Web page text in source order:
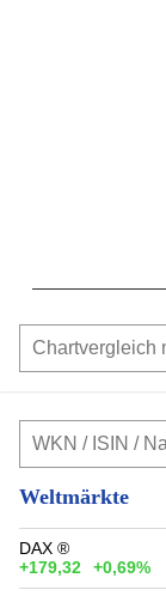
Weltmärkte
DAX ®
+179,32
+0,69%